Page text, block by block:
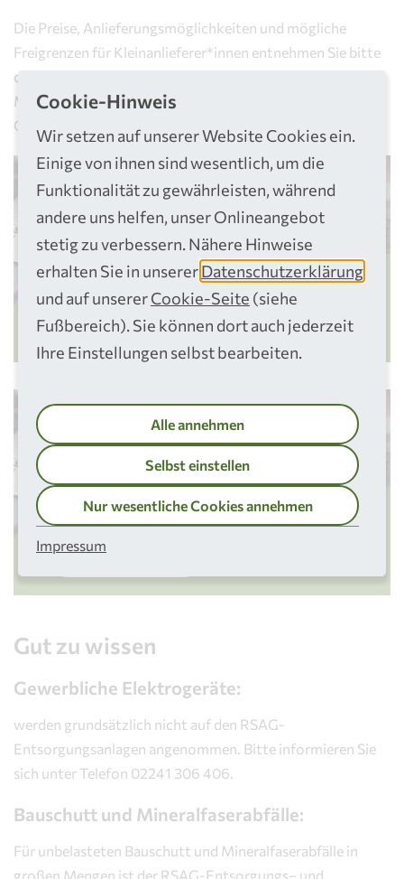
Die Preise, Anlieferungsmöglichkeiten und mögliche
Freigrenzen für Kleinanlieferer*innen entnehmen Sie bitte
der Preisliste für Kleinmengen. Haben Sie vor, größere
Mengen anzuliefern? Dann sehen Sie bitte die Preisliste für
Großmengen ein.
Preisliste Kleinmengen
PDF öffnen
Preisliste Großmengen
PDF öffnen
Gut zu wissen
Gewerbliche Elektrogeräte:
werden grundsätzlich nicht auf den RSAG-
Entsorgungsanlagen angenommen. Bitte informieren Sie
sich unter Telefon 02241 306 406.
Bauschutt und Mineralfaserabfälle:
Für unbelasteten Bauschutt und Mineralfaserabfälle in
großen Mengen ist der RSAG-Entsorgungs– und
Cookie-Hinweis
Wir setzen auf unserer Website Cookies ein.
Einige von ihnen sind wesentlich, um die
Funktionalität zu gewährleisten, während
andere uns helfen, unser Onlineangebot
stetig zu verbessern. Nähere Hinweise
erhalten Sie in unsererDatenschutzerklärung
und auf unsererCookie-Seite (siehe
Fußbereich). Sie können dort auch jederzeit
Ihre Einstellungen selbst bearbeiten.
Alle annehmen
Selbst einstellen
Nur wesentliche Cookies annehmen
Impressum